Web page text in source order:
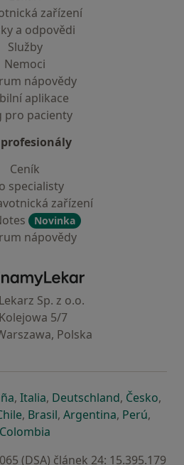
zařízení
a odpovědi
Služby
Nemoci
nápovědy
aplikace
pro pacienty
Ceník
specialisty
zařízení
Novinka
nápovědy
ZnamyLekar - Hlavní stránka
Sp. z o.o.
5/7
Polska
záložce
v nové záložce
se otevře v nové záložce
, Italiase otevře v nové záložce
, Deutschlandse otevře v
, Českose
,
nové záložce
otevře v nové záložce
se otevře v nové záložce
, Brasilse otevře v nové
, Argentinase otevře v
, Perúse
,
Colombia
(DSA) článek 24: 15.395.179